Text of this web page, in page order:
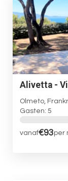
Alivetta -
Olmeto,
Gasten: 5
vanaf€93per